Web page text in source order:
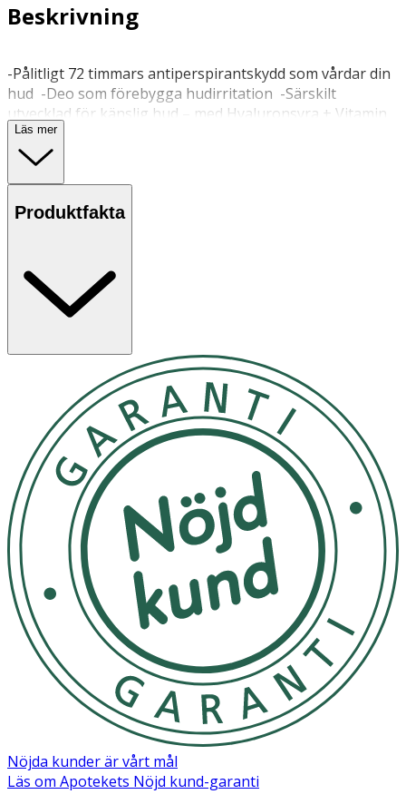
Beskrivning
-Pålitligt 72 timmars antiperspirantskydd som vårdar din
hud -Deo som förebygga hudirritation -Särskilt
utvecklad för känslig hud – med Hyaluronsyra + Vitamin
E -Ingen etylalkohol -Dermatologiskt bevisat skonsam
mot huden NIVEA MEN Derma Control Sensitive
den vårdar känslig hud. Särskilt formulerad med
Hyaluronsyra och Vitamin E, hjälper den till att förebygga
hudtolerans och innehåller inte etylalkohol. Våra
antiperspiranter erbjuder Derma 72h Aktivt skydd: våra
produkter arbetar med huden för pålitlig och stark effekt
huden. Som marknadsledare inom den globala
hudvårdsindustrin arbetar våra forskare intensivt för att
erbjuda dermatologiskt godkända produkter som passar
olika hudtyper och behov.
Applicera inte på skadad hud. 1. Använd antiperspiranten
efter att du har duschat 2. Applicera produkten på huden
i armhålan 3. Låt produkten torka helt innan du klär på
dig
Kan förvaras i rumstemperatur.
OK för gravida och ammande:
Ja
Ingredienser:
Aqua, Aluminum Chlorohydrate, PPG-15 Stearyl Ether,
Steareth-2, Steareth-21, Parfum, Sodium Hyaluronate,
Tocopheryl Acetate, Chamomilla Recutita Flower Extract,
Octyldodecanol, Persea Gratissima Oil, Glycerin,
Trisodium EDTA, Tocopherol, Glycine Soja Oil, Bisabolol
Läs mer
Produktfakta
Nöjda kunder är vårt mål
Läs om Apotekets Nöjd kund-garanti